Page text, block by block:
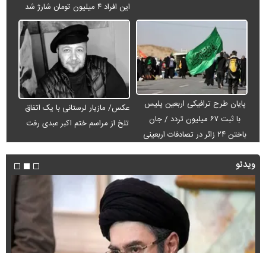
این افراد ۴ میلیون تومان شارژ شد
پایان طرح ترافیکی اربعین پلیس
با ثبت ۶۷ میلیون تردد / جان
باختن ۲۴ زائر در تصادفات اربعینی
عکس/ مازیار لرستانی با یک اتفاق
تلخ از مراسم ختم اکبر عبدی رفت
ویدئو